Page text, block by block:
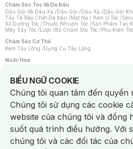
Chăm Sóc Tóc Và Da Đầu
Dầu Gội Và Dầu Xả /Dầu Gội /Dầu Xả /Dầu Gội
Tẩy Tế Bào Chết Da Đầu /Mặt Nạ / Kem Ủ Tóc /
Xịt Dưỡng Tóc /Thuốc Nhuộm Tóc /Sản Phẩm Tạo
Máy Sấy Tóc /Lược /Bộ Chăm Sóc Tóc /Phụ Kiện Tóc
Chăm Sóc Cơ Thể
Kem Tẩy Lông /Dụng Cụ Tẩy Lông
Nước Hoa
Nước Hoa Nữ
Chăm Sóc Cá Nhân
Chống Muỗi /Khẩu Trang /Máy Massage/Mặt Nạ
Sản Phẩm Chăm Sóc Khác /Bàn Chải Đánh Răng /
Hỗ Trợ Trắng Răng/Kem Đánh Răng /Máy Tăm
Tăm / Chỉ Nha Khoa/ Xịt Thơm Miệng / Dung Dịch
Khăn Ướt Vệ Sinh Vùng Kín/Băng Vệ Sinh/
Máy Cạo Râu
Vấn Đề Về Da
Da Dầu / Lỗ Chân Lông To/ Da Khô / Mất Nước/
Da Nhạy Cảm / Kích Ứng
Da Xỉn Màu Thâm /
BIỂU NGỮ COOKIE
Notice about cookies usage
Chúng tôi quan tâm đến quyền
Chúng tôi sử dụng các cookie
website của chúng tôi và đồng
suốt quá trình điều hướng. Với
chúng tôi và các đối tác của